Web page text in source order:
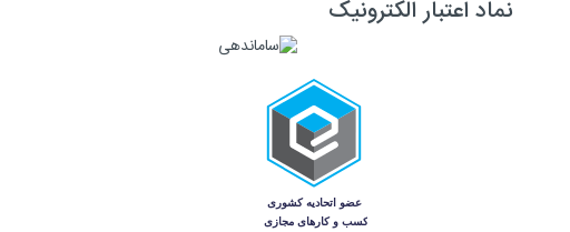
نماد اعتبار الکترونیک